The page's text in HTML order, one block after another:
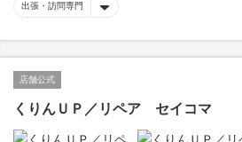
出張・訪問専門
店舗公式
くりんＵＰ／リペア セイコマ